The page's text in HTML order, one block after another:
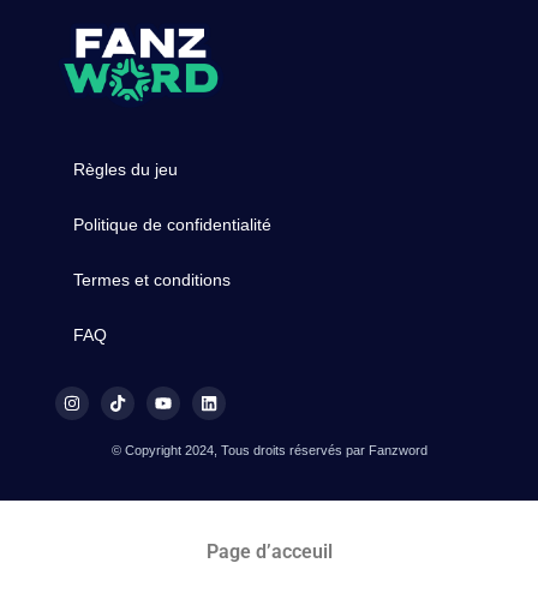
Règles du jeu
Politique de confidentialité
Termes et conditions
FAQ
© Copyright 2024, Tous droits réservés par Fanzword
Page d’acceuil